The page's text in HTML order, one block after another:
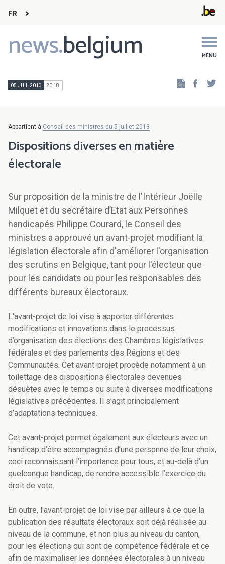
FR
news.belgium MENU
Main
navigation
05 JUIL 2013 20:18
Appartient à Conseil des ministres du 5 juillet 2013
Dispositions diverses en matière
électorale
Sur proposition de la ministre de l'Intérieur Joëlle
Milquet et du secrétaire d’Etat aux Personnes
handicapés Philippe Courard, le Conseil des
ministres a approuvé un avant-projet modifiant la
législation électorale afin d'améliorer l'organisation
des scrutins en Belgique, tant pour l'électeur que
pour les candidats ou pour les responsables des
différents bureaux électoraux.
L'avant-projet de loi vise à apporter différentes
modifications et innovations dans le processus
d’organisation des élections des Chambres législatives
fédérales et des parlements des Régions et des
Communautés. Cet avant-projet procède notamment à un
toilettage des dispositions électorales devenues
désuètes avec le temps ou suite à diverses modifications
législatives précédentes. Il s’agit principalement
d’adaptations techniques.
Cet avant-projet permet également aux électeurs avec un
handicap d’être accompagnés d’une personne de leur choix,
ceci reconnaissant l’importance pour tous, et au-delà d’un
quelconque handicap, de rendre accessible l’exercice du
droit de vote.
En outre, l'avant-projet de loi vise par ailleurs à ce que la
publication des résultats électoraux soit déjà réalisée au
niveau de la commune, et non plus au niveau du canton,
pour les élections qui sont de compétence fédérale et ce
afin de maximaliser les données électorales à un niveau